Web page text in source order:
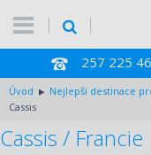
257 225
Úvod Nejlepší destinace
Cassis
Cassis / Francie